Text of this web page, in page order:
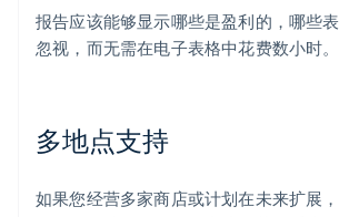
报告应该能够显示哪些是盈利的，哪些
忽视，而无需在电子表格中花费数小时。
多地点支持
如果您经营多家商店或计划在未来扩展